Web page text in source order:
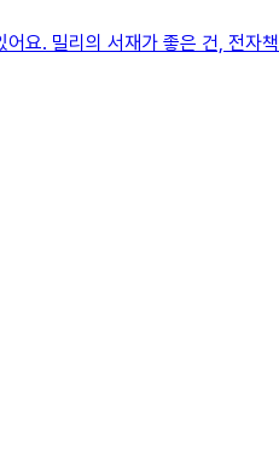
요. 밀리의 서재가 좋은 건, 전자